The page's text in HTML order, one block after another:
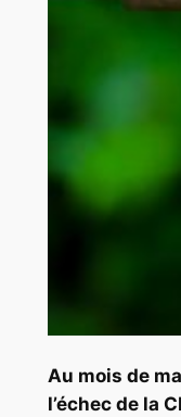
Au mois de
l’échec de la